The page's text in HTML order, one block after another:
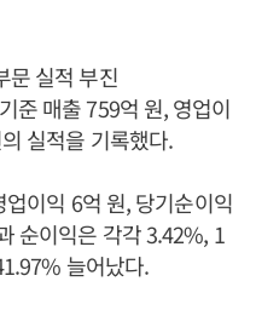
문 실적 부진
준 매출 759억 원, 영업이
실적을 기록했다.
이익 6억 원, 당기순이익
순이익은 각각 3.42%, 1
늘어났다.